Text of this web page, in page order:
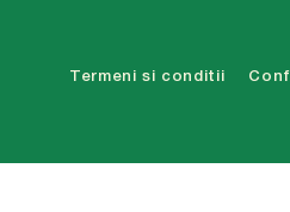
Termeni si conditii